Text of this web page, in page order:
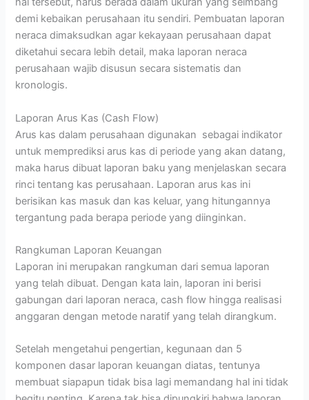
demi kebaikan perusahaan itu sendiri. Pembuatan laporan
neraca dimaksudkan agar kekayaan perusahaan dapat
diketahui secara lebih detail, maka laporan neraca
perusahaan wajib disusun secara sistematis dan
kronologis.
Laporan Arus Kas (Cash Flow)
Arus kas dalam perusahaan digunakan sebagai indikator
untuk memprediksi arus kas di periode yang akan datang,
maka harus dibuat laporan baku yang menjelaskan secara
rinci tentang kas perusahaan. Laporan arus kas ini
berisikan kas masuk dan kas keluar, yang hitungannya
tergantung pada berapa periode yang diinginkan.
Rangkuman Laporan Keuangan
Laporan ini merupakan rangkuman dari semua laporan
yang telah dibuat. Dengan kata lain, laporan ini berisi
gabungan dari laporan neraca, cash flow hingga realisasi
anggaran dengan metode naratif yang telah dirangkum.
Setelah mengetahui pengertian, kegunaan dan 5
komponen dasar laporan keuangan diatas, tentunya
membuat siapapun tidak bisa lagi memandang hal ini tidak